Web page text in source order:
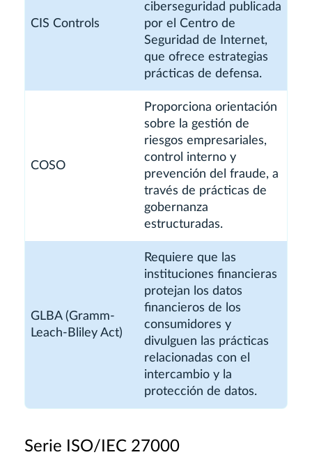
CIS Controls
ciberseguridad publicada
por el Centro de
Seguridad de Internet,
que ofrece estrategias
prácticas de defensa.
COSO
Proporciona orientación
sobre la gestión de
riesgos empresariales,
control interno y
prevención del fraude, a
través de prácticas de
gobernanza
estructuradas.
GLBA (Gramm-
Leach-Bliley Act)
Requiere que las
instituciones financieras
protejan los datos
financieros de los
consumidores y
divulguen las prácticas
relacionadas con el
intercambio y la
protección de datos.
Serie ISO/IEC 27000